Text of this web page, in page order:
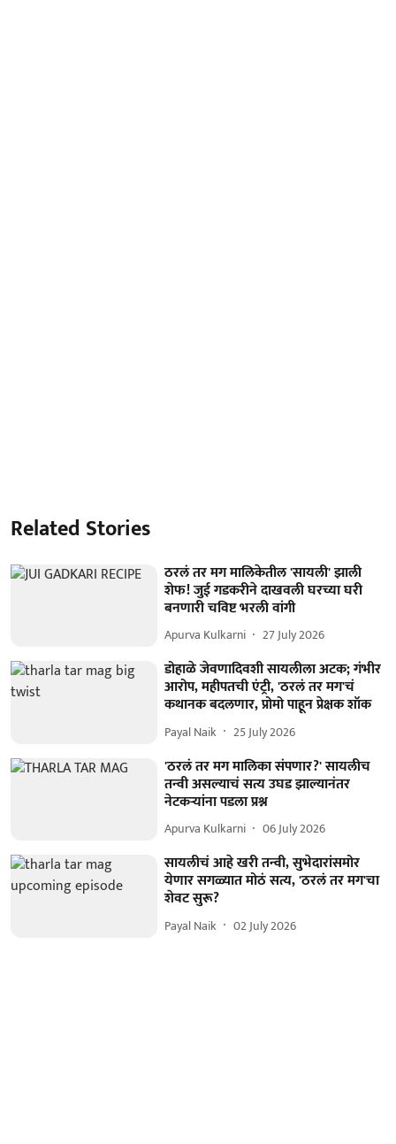
Related Stories
ठरलं तर मग मालिकेतील 'सायली' झाली
शेफ! जुई गडकरीने दाखवली घरच्या घरी
बनणारी चविष्ट भरली वांगी
Apurva Kulkarni 27 July 2026
डोहाळे जेवणादिवशी सायलीला अटक; गंभीर
आरोप, महीपतची एंट्री, 'ठरलं तर मग'चं
कथानक बदलणार, प्रोमो पाहून प्रेक्षक शॉक
Payal Naik 25 July 2026
'ठरलं तर मग मालिका संपणार?' सायलीच
तन्वी असल्याचं सत्य उघड झाल्यानंतर
नेटकऱ्यांना पडला प्रश्न
Apurva Kulkarni 06 July 2026
सायलीचं आहे खरी तन्वी, सुभेदारांसमोर
येणार सगळ्यात मोठं सत्य, 'ठरलं तर मग'चा
शेवट सुरू?
Payal Naik 02 July 2026